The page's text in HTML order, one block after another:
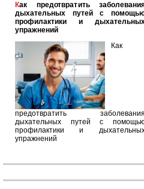
Как предотвратить заболевания
дыхательных путей с
профилактики и
упражнений
Как
предотвратить заболевания
дыхательных путей с
профилактики и
упражнений